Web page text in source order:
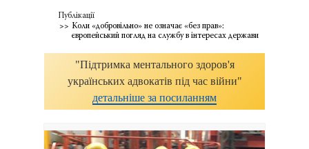
Публікації
Коли «добровільно» не означає «без прав»:
європейський погляд на службу в інтересах держави
"Підтримка ментального здоров'я
українських адвокатів під час війни"
детальніше за посиланням